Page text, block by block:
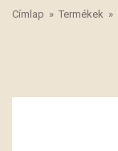
Címlap » Termékek »